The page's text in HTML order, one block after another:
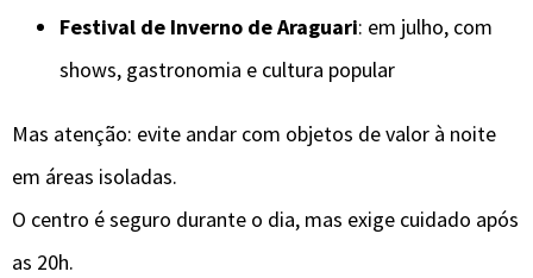
Festival de Inverno de Araguari: em julho, com
shows, gastronomia e cultura popular
Mas atenção: evite andar com objetos de valor à noite
em áreas isoladas.
O centro é seguro durante o dia, mas exige cuidado após
as 20h.